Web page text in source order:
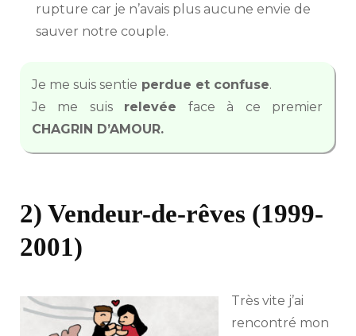
rupture car je n’avais plus aucune envie de
sauver notre couple.
Je me suis sentie perdue et confuse.
Je me suis relevée face à ce premier
CHAGRIN D’AMOUR.
2) Vendeur-de-rêves (1999-
2001)
Très vite j’ai
rencontré mon